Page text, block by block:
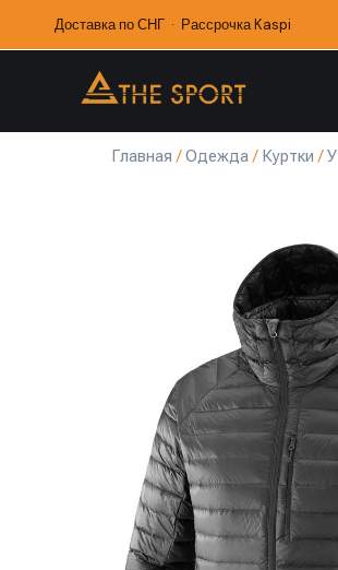
Доставка по СНГ · Рассрочка Kaspi
Главная /Одежда/ Куртки /